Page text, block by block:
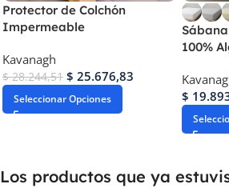
Protector de Colchón
Impermeable
Kavanagh
$28.244,51 $ 25.676,83
Seleccionar Opciones
100%
$
Los productos que ya